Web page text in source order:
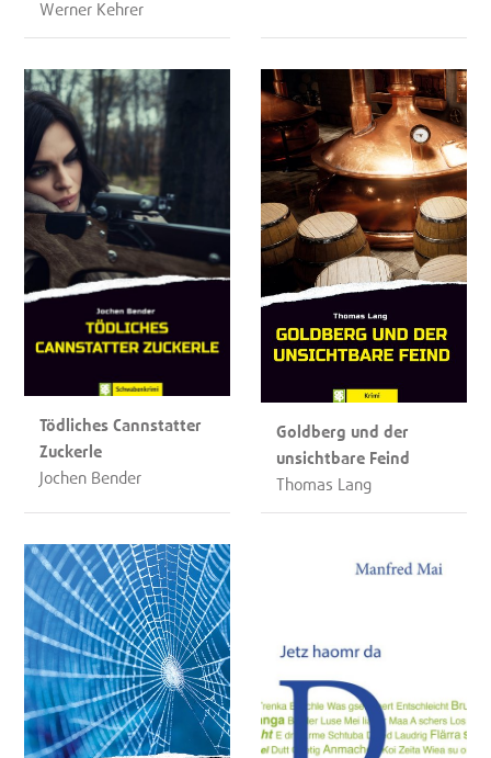
Werner Kehrer
Tödliches Cannstatter
Zuckerle
Jochen Bender
Goldberg und der
unsichtbare Feind
Thomas Lang